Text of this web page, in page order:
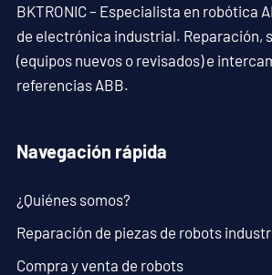
BKTRONIC – Especialista en robótica
de electrónica industrial. Reparación,
(equipos nuevos o revisados) e
referencias ABB.
Navegación rápida
¿Quiénes somos?
Reparación de piezas de robots
Compra y venta de robots